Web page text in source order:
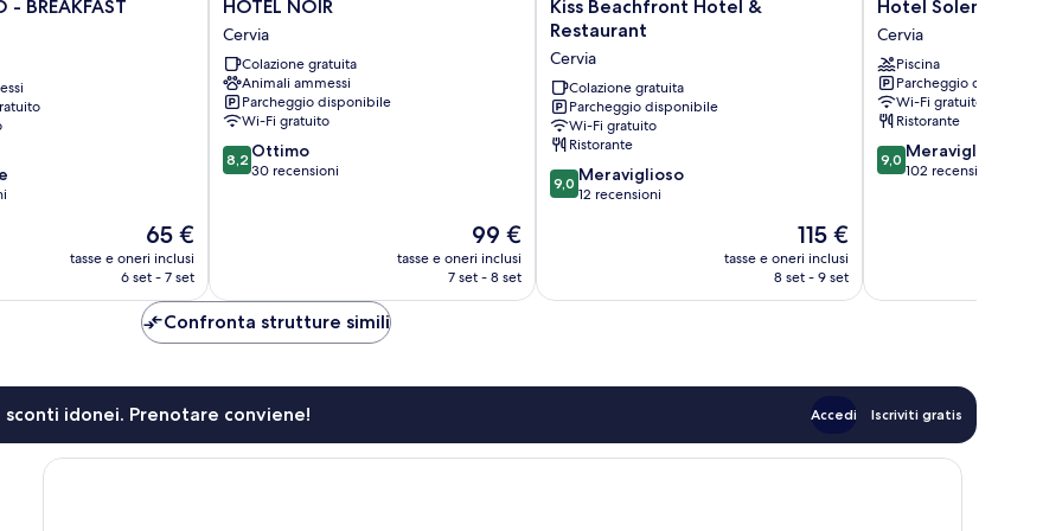
- BREAKFAST
Il
prezzo
attuale
65 €
65 €
tasse e oneri inclusi
6 set - 7 set
NOIR
Cervia
HOTEL NOIR
Cervia
Colazione gratuita
Animali ammessi
Parcheggio disponibile
Wi-Fi gratuito
8.2
su
8,2 Ottimo
30 recensioni
Il
prezzo
attuale
99 €
tasse e oneri inclusi
7 set - 8 set
Beachfront
&
Restaurant
Cervia
Kiss Beachfront Hotel &
Restaurant
Cervia
Colazione gratuita
Parcheggio disponibile
Wi-Fi gratuito
Ristorante
9.0
su
9,0 Meraviglioso
12 recensioni
Il
prezzo
attuale
115 €
tasse e oneri inclusi
8 set - 9 set
Solemare
Cervia
Hotel Solemare
Cervia
Piscina
Parcheggio disponibile
Wi-Fi gratuito
Ristorante
9.0
su
9,0 Meraviglioso
102 recensioni
Confronta strutture simili
idonei. Prenotare conviene! Accedi Iscriviti gratis